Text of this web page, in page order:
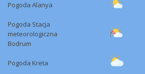
Pogoda Alanya
Pogoda Stacja
meteorologiczna
Bodrum
Pogoda Kreta